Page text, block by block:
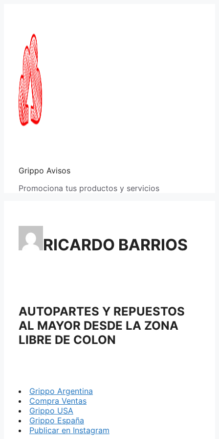
Grippo Avisos
Promociona tus productos y servicios
RICARDO BARRIOS
AUTOPARTES Y REPUESTOS
AL MAYOR DESDE LA ZONA
LIBRE DE COLON
Grippo Argentina
Compra Ventas
Grippo USA
Grippo España
Publicar en Instagram